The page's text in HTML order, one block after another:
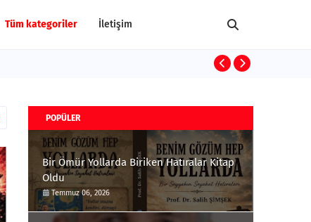
Tüm kategoriler İletişim
POPÜLER
Bir Ömür Yollarda Biriken Hatıralar Kitap
Oldu
Temmuz 06, 2026